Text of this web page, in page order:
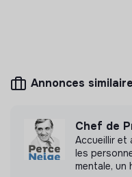
Nous avons réalisé
interne.
Annonces
Chef de
Accueillir et
les
mentale, un